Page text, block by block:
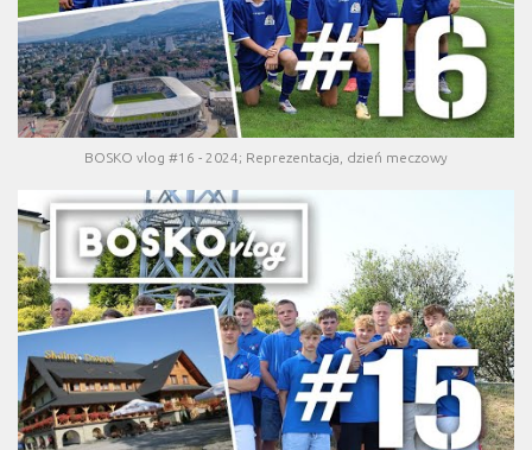
BOSKO vlog #16 - 2024; Reprezentacja, dzień meczowy